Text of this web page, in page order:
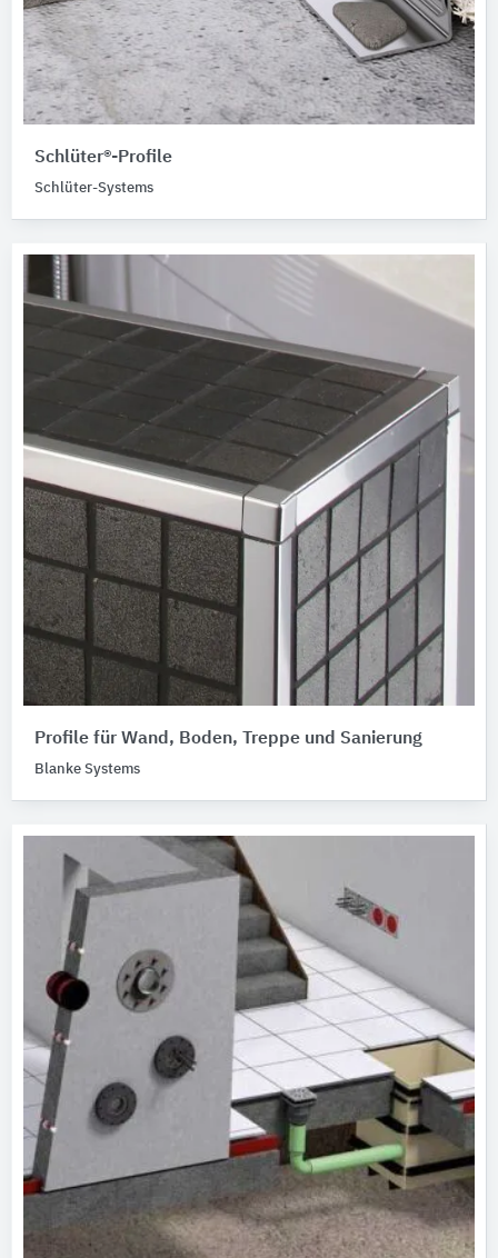
Schlüter®-Profile
Schlüter-Systems
Profile für Wand, Boden, Treppe und Sanierung
Blanke Systems